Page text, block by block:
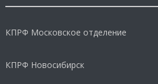
КПРФ Московское отделение
КПРФ Новосибирск